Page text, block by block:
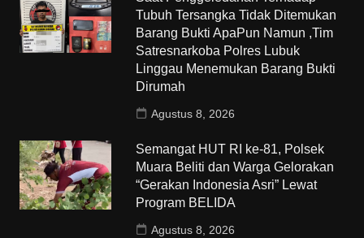
Tubuh Tersangka Tidak Ditemukan
Barang Bukti ApaPun Namun ,Tim
Satresnarkoba Polres Lubuk
Linggau Menemukan Barang Bukti
Dirumah
Agustus 8, 2026
Semangat HUT RI ke-81, Polsek
Muara Beliti dan Warga Gelorakan
“Gerakan Indonesia Asri” Lewat
Program BELIDA
Agustus 8, 2026